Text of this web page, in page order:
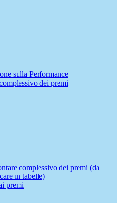
sulla Performance
dei premi
complessivo dei premi (da
in tabelle)
premi